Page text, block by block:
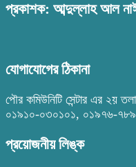
প্রকাশক: আব্দুল্লাহ আল
যোগাযোগের ঠিকানা
পৌর কমিউনিটি সেন্টার এর ২য়
০১৯১০-০৩০১০১, ০১৯৭৬-
প্রয়োজনীয় লিঙ্ক